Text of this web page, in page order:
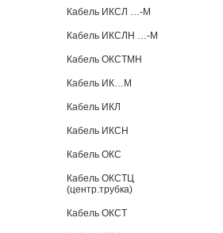
Кабель ИКСЛ …-М
Кабель ИКСЛН …-М
Кабель ОКСТМН
Кабель ИК…М
Кабель ИКЛ
Кабель ИКСН
Кабель ОКС
Кабель ОКСТЦ
(центр.трубка)
Кабель ОКСТ